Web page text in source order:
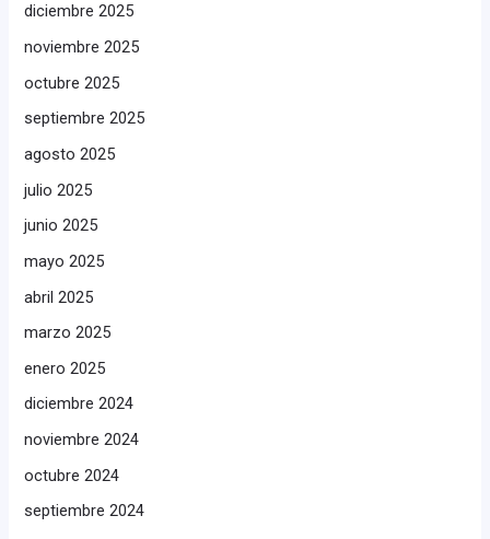
diciembre 2025
noviembre 2025
octubre 2025
septiembre 2025
agosto 2025
julio 2025
junio 2025
mayo 2025
abril 2025
marzo 2025
enero 2025
diciembre 2024
noviembre 2024
octubre 2024
septiembre 2024